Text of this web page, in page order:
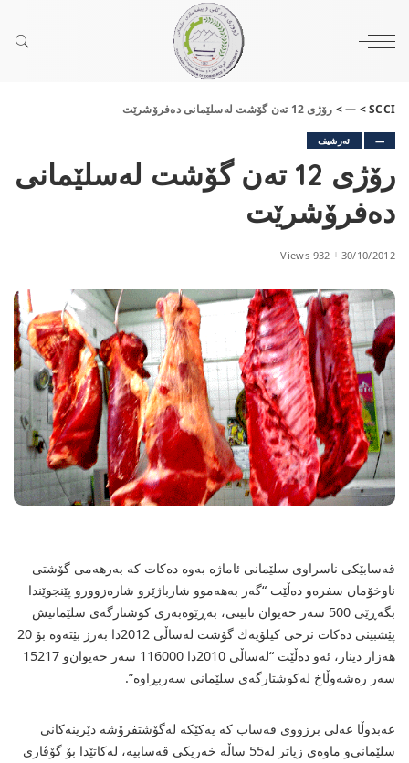
SCCI
>
—
> رۆژی 12 تەن گۆشت لەسلێمانی دەفرۆشرێت
— ئەرشیف
رۆژی 12 تەن گۆشت لەسلێمانی
دەفرۆشرێت
30/10/2012
932 Views
قەسابێكی ناسراوی سلێمانی ئاماژە بەوە دەكات كە بەرهەمی گۆشتی
ناوخۆمان سفرە‌و دەڵێت “گەر بەهەموو شارباژێرو شارەزوورو پێنجوێندا
بگەڕێی 500 سەر حەیوان نابینی، بەڕێوەبەری كوشتارگەی سلێمانیش
پێشبینی دەكات نرخی كیلۆیەك گۆشت لەساڵی 2012دا بەرز بێتەوە بۆ 20
هەزار دینار، ئەو دەڵێت “لەساڵی 2010دا 116000 سەر حەیوان‌و 15217
سەر رەشەوڵاخ لەكوشتارگەی سلێمانی سەربڕاوە”.
عەبدوڵا عەلی برزووی قەساب كە یەكێكە لەگۆشتفرۆشە دێرینەكانی
سلێمانی‌و ماوەی زیاتر لە55 ساڵە خەریكی قەسابیە، لەكاتێدا بۆ گۆڤاری